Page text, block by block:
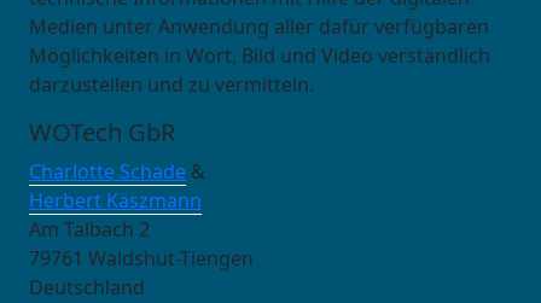
Medien unter Anwendung aller dafür verfügbaren
Möglichkeiten in Wort, Bild und Video verständlich
darzustellen und zu vermitteln.
WOTech GbR
Charlotte Schade &
Herbert Käszmann
Am Talbach 2
79761 Waldshut-Tiengen
Deutschland